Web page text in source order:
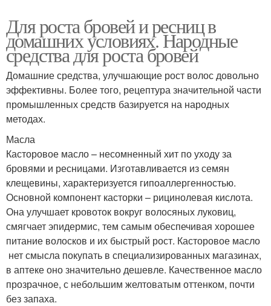
Для роста бровей и ресниц в
домашних условиях. Народные
средства для роста бровей
Домашние средства, улучшающие рост волос довольно
эффективны. Более того, рецептура значительной части
промышленных средств базируется на народных
методах.
Масла
Касторовое масло – несомненный хит по уходу за
бровями и ресницами. Изготавливается из семян
клещевины, характеризуется гипоаллергенностью.
Основной компонент касторки – рицинолевая кислота.
Она улучшает кровоток вокруг волосяных луковиц,
смягчает эпидермис, тем самым обеспечивая хорошее
питание волосков и их быстрый рост. Касторовое масло
нет смысла покупать в специализированных магазинах,
в аптеке оно значительно дешевле. Качественное масло
прозрачное, с небольшим желтоватым оттенком, почти
без запаха.